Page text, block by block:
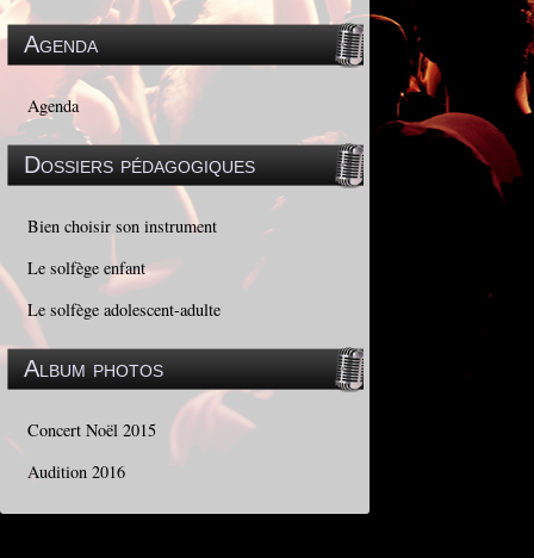
Agenda
Agenda
Dossiers pédagogiques
Bien choisir son instrument
Le solfège enfant
Le solfège adolescent-adulte
Album photos
Concert Noël 2015
Audition 2016